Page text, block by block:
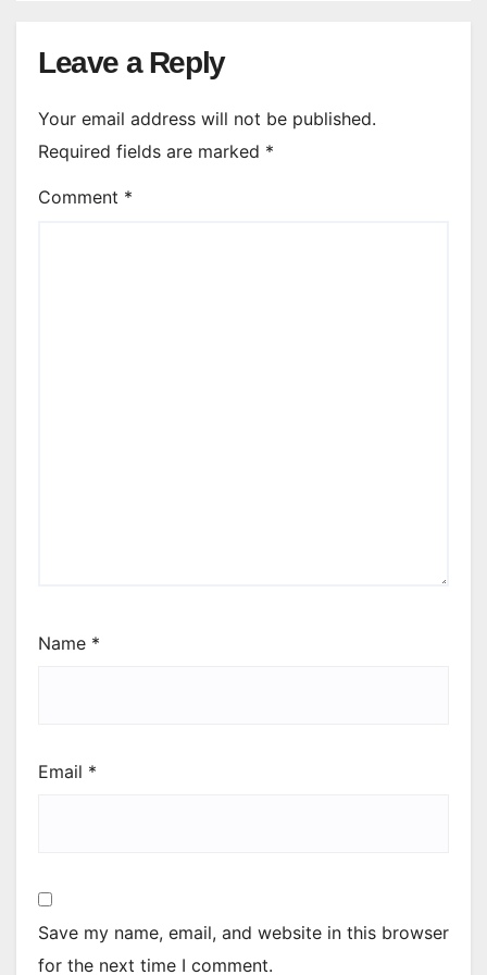
Leave a Reply
Your email address will not be published.
Required fields are marked *
Comment *
Name *
Email *
Save my name, email, and website in this browser
for the next time I comment.